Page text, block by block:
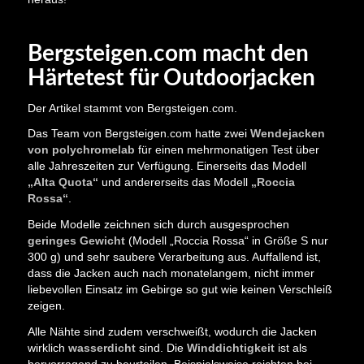
Bergsteigen.com macht den
Härtetest für Outdoorjacken
Der Artikel stammt von Bergsteigen.com.
Das Team von Bergsteigen.com hatte zwei Wendejacken
von polychromelab für einen mehrmonatigen Test über
alle Jahreszeiten zur Verfügung. Einerseits das Modell
„Alta Quota“ und andererseits das Modell „Roccia
Rossa“.
Beide Modelle zeichnen sich durch ausgesprochen
geringes Gewicht(Modell „Roccia Rossa“ in Größe S nur
300 g) und sehr saubere Verarbeitung aus. Auffallend ist,
dass die Jacken auch nach monatelangem, nicht immer
liebevollen Einsatz im Gebirge so gut wie keinen Verschleiß
zeigen.
Alle Nähte sind zudem verschweißt, wodurch die Jacken
wirklich wasserdichtsind. Die Winddichtigkeitist als